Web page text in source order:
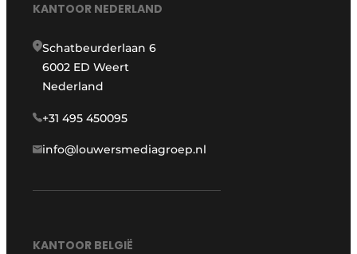
KANTOOR NEDERLAND
Schatbeurderlaan 6
6002 ED Weert
Nederland
+31 495 450095
info@louwersmediagroep.nl
KANTOOR BELGIË